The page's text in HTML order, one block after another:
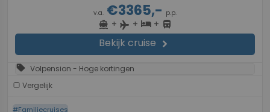
v.a. €3365,- p.p.
directions_boat + flight + hotel+ directions_bus
Bekijk cruise chevron_right
sell Volpension - Hoge kortingen
Vergelijk
#Familiecruises